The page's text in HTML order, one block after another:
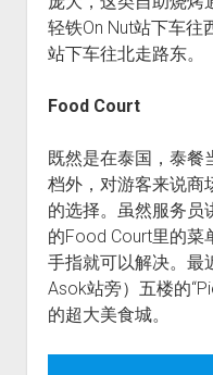
轻铁On Nut站下车往
站下车往北走路东。
Food Court
既然是在泰国，泰餐
档外，对游客来说商
的选择。虽然服务员
的Food Court里的菜
手指就可以解决。最
Asok站旁）五楼的
的超大美食城。